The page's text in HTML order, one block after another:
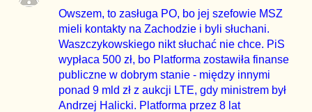
Owszem, to zasługa PO, bo jej szefowie MSZ
mieli kontakty na Zachodzie i byli słuchani.
Waszczykowskiego nikt słuchać nie chce. PiS
wypłaca 500 zł, bo Platforma zostawiła finanse
publiczne w dobrym stanie - między innymi
ponad 9 mld zł z aukcji LTE, gdy ministrem był
Andrzej Halicki. Platforma przez 8 lat